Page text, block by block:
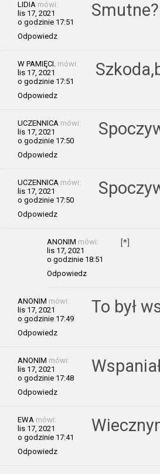
LIDIA mówi:
lis 17, 2021
o godzinie 17:51
Odpowiedz
Smutne?
W PAMIĘCI. mówi:
lis 17, 2021
o godzinie 17:51
Odpowiedz
UCZENNICA mówi:
lis 17, 2021
o godzinie 17:50
Odpowiedz
UCZENNICA mówi:
lis 17, 2021
o godzinie 17:50
Odpowiedz
ANONIM mówi:
lis 17, 2021
o godzinie 18:51
Odpowiedz
[*]
ANONIM mówi:
lis 17, 2021
o godzinie 17:49
Odpowiedz
To był
ANONIM mówi:
lis 17, 2021
o godzinie 17:48
Odpowiedz
EWA mówi:
lis 17, 2021
o godzinie 17:41
Odpowiedz